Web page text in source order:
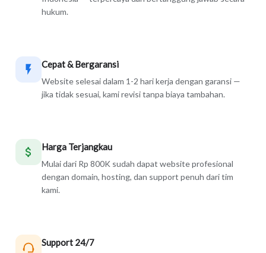
hukum.
Cepat & Bergaransi
Website selesai dalam 1-2 hari kerja dengan garansi —
jika tidak sesuai, kami revisi tanpa biaya tambahan.
Harga Terjangkau
Mulai dari Rp 800K sudah dapat website profesional
dengan domain, hosting, dan support penuh dari tim
kami.
Support 24/7